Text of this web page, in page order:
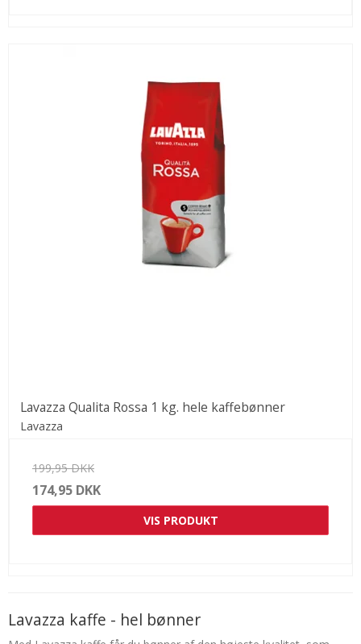
Lavazza Qualita Rossa 1 kg. hele kaffebønner
Lavazza
199,95 DKK
174,95 DKK
VIS PRODUKT
Lavazza kaffe - hel bønner